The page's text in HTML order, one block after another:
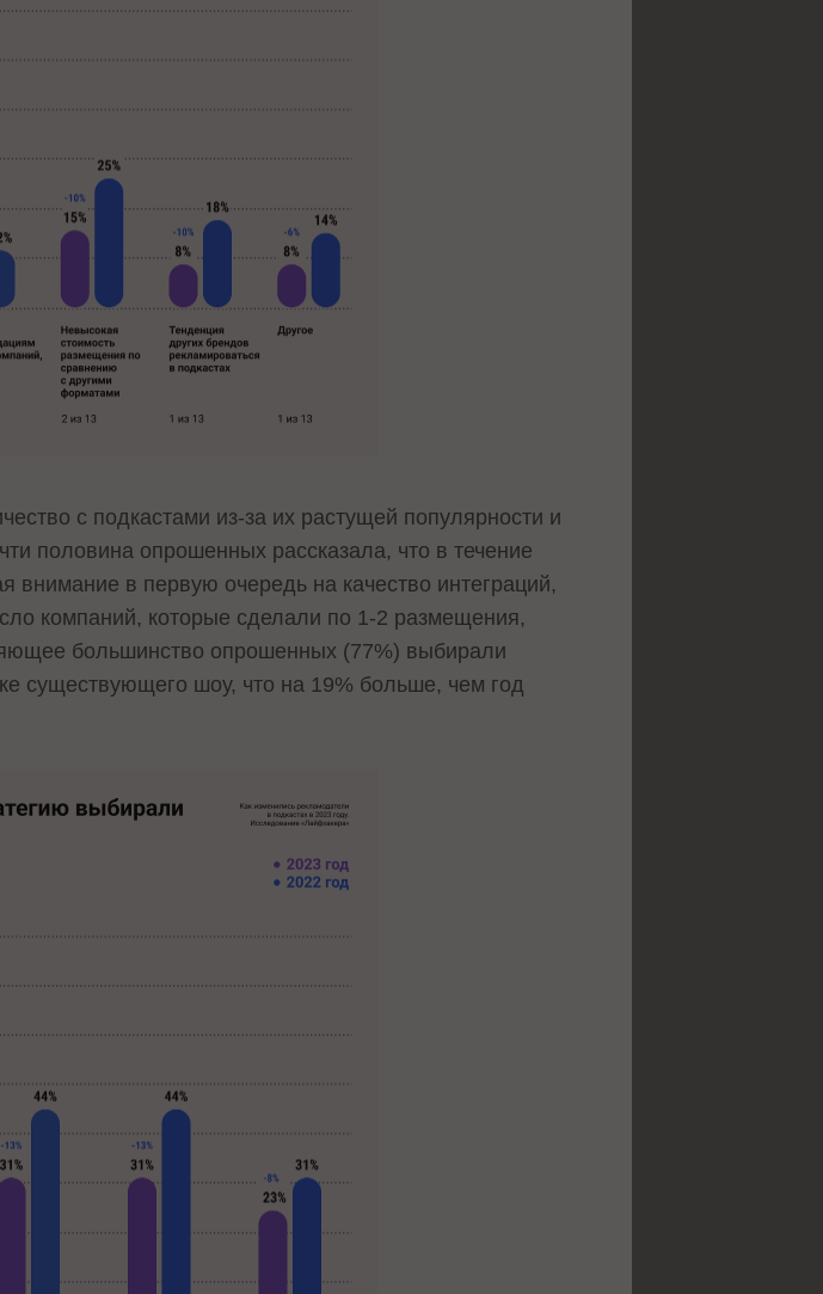
с подкастами из-за их растущей популярности и
половина опрошенных рассказала, что в течение
внимание в первую очередь на качество интеграций,
компаний, которые сделали по 1-2 размещения,
большинство опрошенных (77%) выбирали
существующего шоу, что на 19% больше, чем год